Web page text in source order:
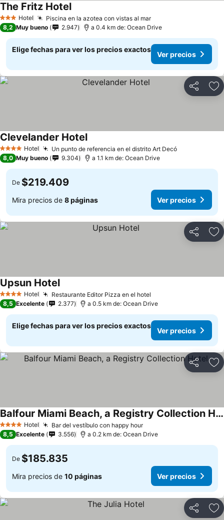
3 Estrellas
Hotel Piscina en la azotea con vistas al mar
The Fritz Hotel
8,2 Muy bueno 2.947 a 0.4 km de: Ocean Drive
Elige fechas para ver los precios exactos
Ver precios
Compartir
4 EstrellasHotel Un punto de referencia en el distrito Art Decó
Clevelander Hotel
8,0 Muy bueno 9.304 a 1.1 km de: Ocean Drive
De $219.409
Mira precios de 8 páginas Ver precios
Compartir
4 EstrellasHotel Restaurante Editor Pizza en el hotel
Upsun Hotel
8,5 Excelente 2.377 a 0.5 km de: Ocean Drive
Elige fechas para ver los precios exactos
Ver precios
Compartir
4 EstrellasHotel Bar del vestíbulo con happy hour
Balfour Miami Beach, a Registry Collection Hotel
8,5 Excelente 3.556 a 0.2 km de: Ocean Drive
De $185.835
Mira precios de 10 páginas Ver precios
Compartir